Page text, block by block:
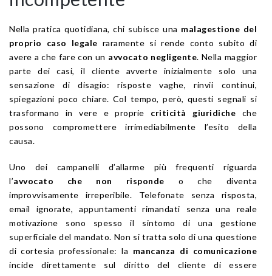
Nella pratica quotidiana, chi subisce una malagestione del
proprio caso legale raramente si rende conto subito di
avere a che fare con un avvocato negligente. Nella maggior
parte dei casi, il cliente avverte inizialmente solo una
sensazione di disagio: risposte vaghe, rinvii continui,
spiegazioni poco chiare. Col tempo, però, questi segnali si
trasformano in vere e proprie criticità giuridiche che
possono compromettere irrimediabilmente l’esito della
causa.
Uno dei campanelli d’allarme più frequenti riguarda
l’avvocato che non risponde o che diventa
improvvisamente irreperibile. Telefonate senza risposta,
email ignorate, appuntamenti rimandati senza una reale
motivazione sono spesso il sintomo di una gestione
superficiale del mandato. Non si tratta solo di una questione
di cortesia professionale: la mancanza di comunicazione
incide direttamente sul diritto del cliente di essere